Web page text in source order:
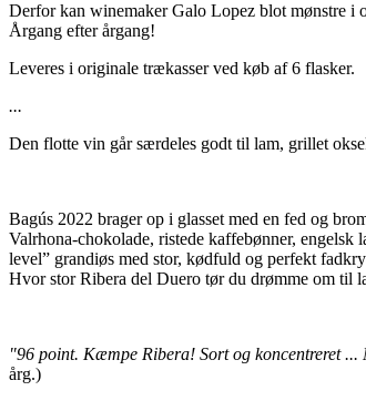
Derfor kan winemaker Galo Lopez blot mønstre i
Årgang efter årgang!
Leveres i originale trækasser ved køb af 6 flasker.
...
Den flotte vin går særdeles godt til lam, grillet
Bagús 2022 brager op i glasset med en fed og
Valrhona-chokolade, ristede kaffebønner,
level” grandiøs med stor, kødfuld og perfekt
Hvor stor Ribera del Duero tør du drømme om til
"96 point. Kæmpe Ribera! Sort og koncentreret
årg.)